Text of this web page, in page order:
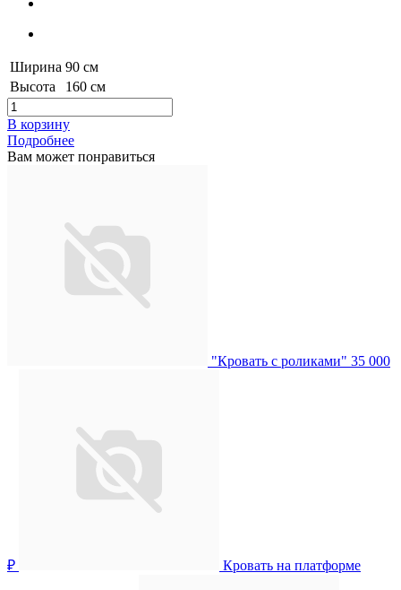
Ширина 90 см
Высота
160 см
В корзину
Подробнее
Вам может понравиться
"Кровать с роликами" 35 000
₽ Кровать на платформе